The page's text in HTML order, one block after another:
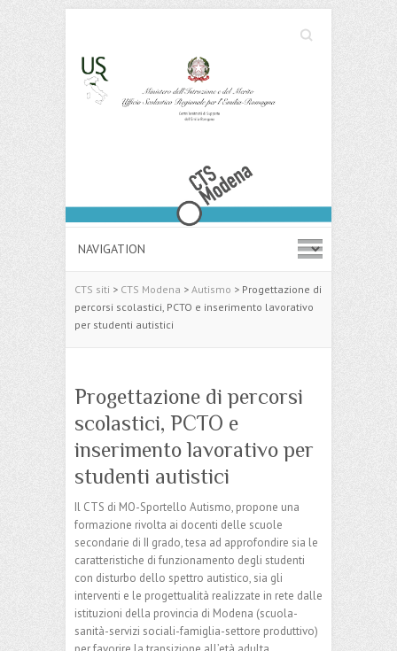
Search
Cerca
CTS siti > CTS Modena > Autismo > Progettazione di
percorsi scolastici, PCTO e inserimento lavorativo
per studenti autistici
Progettazione di percorsi
scolastici, PCTO e
inserimento lavorativo per
studenti autistici
Il CTS di MO-Sportello Autismo, propone una
formazione rivolta ai docenti delle scuole
secondarie di II grado, tesa ad approfondire sia le
caratteristiche di funzionamento degli studenti
con disturbo dello spettro autistico, sia gli
interventi e le progettualità realizzate in rete dalle
istituzioni della provincia di Modena (scuola-
sanità-servizi sociali-famiglia-settore produttivo)